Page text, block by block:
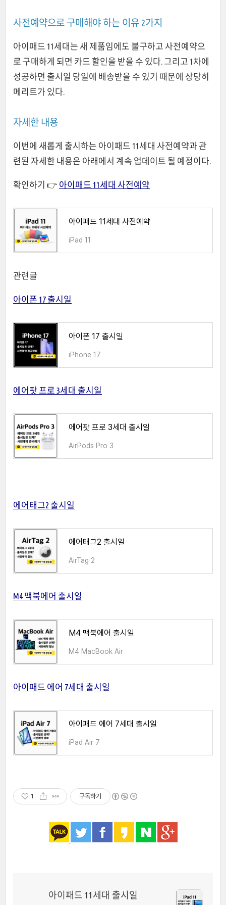
사전예약으로 구매해야 하는 이유 2가지
아이패드 11세대는 새 제품임에도 불구하고 사전예약으
로 구매하게 되면 카드 할인을 받을 수 있다. 그리고 1차에
성공하면 출시일 당일에 배송받을 수 있기 때문에 상당히
메리트가 있다.
자세한 내용
이번에 새롭게 출시하는 아이패드 11세대 사전예약과 관
련된 자세한 내용은 아래에서 계속 업데이트 될 예정이다.
확인하기 👉 아이패드 11세대 사전예약
아이패드 11세대 사전예약
iPad 11
관련글
아이폰 17 출시일
아이폰 17 출시일
iPhone 17
에어팟 프로 3세대 출시일
에어팟 프로 3세대 출시일
AirPods Pro 3
에어태그2 출시일
에어태그2 출시일
AirTag 2
M4 맥북에어 출시일
M4 맥북에어 출시일
M4 MacBook Air
아이패드 에어 7세대 출시일
아이패드 에어 7세대 출시일
iPad Air 7
1 구독하기
아이패드 11세대 출시일